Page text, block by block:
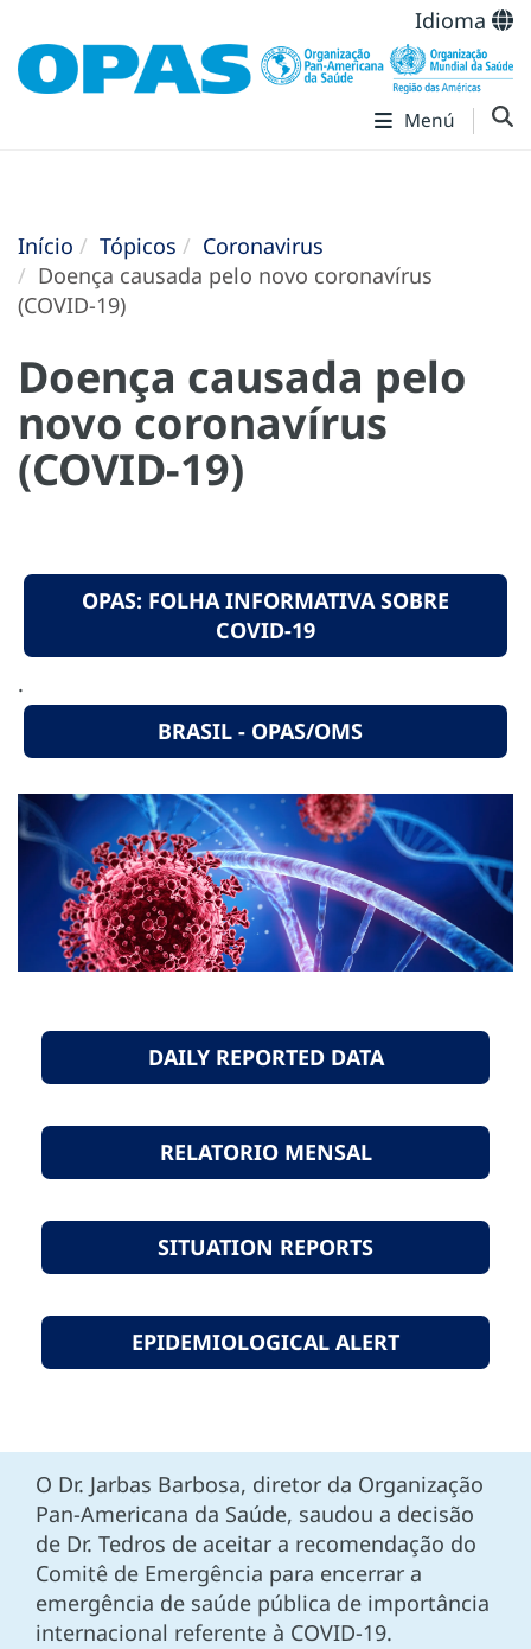
Idioma
Menú
Início Tópicos
Coronavirus
Doença causada pelo novo coronavírus
(COVID-19)
Doença causada pelo
novo coronavírus
(COVID-19)
OPAS: FOLHA INFORMATIVA SOBRE
COVID-19
.
BRASIL - OPAS/OMS
DAILY REPORTED DATA
RELATORIO MENSAL
SITUATION REPORTS
EPIDEMIOLOGICAL ALERT
O Dr. Jarbas Barbosa, diretor da Organização
Pan-Americana da Saúde, saudou a decisão
de Dr. Tedros de aceitar a recomendação do
Comitê de Emergência para encerrar a
emergência de saúde pública de importância
internacional referente à COVID-19.